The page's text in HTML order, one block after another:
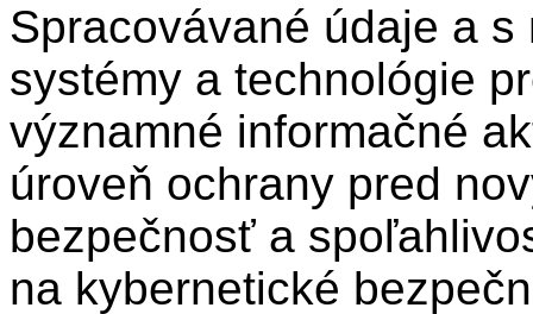
Spracovávané údaje a
systémy a technológie
významné informačné
úroveň ochrany pred
bezpečnosť a
na kybernetické